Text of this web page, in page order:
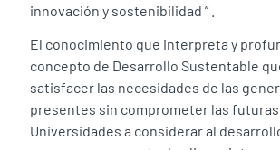
innovación y sostenibilidad ” .
El conocimiento que interpreta y
concepto de Desarrollo Sustentable
satisfacer las necesidades de las
presentes sin comprometer las
Universidades a considerar al